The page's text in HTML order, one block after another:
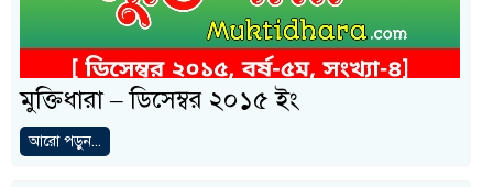
মুক্তিধারা – ডিসেম্বর ২০১৫ ইং
আরো পড়ুন...